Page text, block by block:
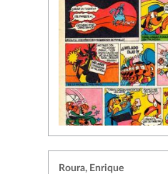
Roura, Enrique